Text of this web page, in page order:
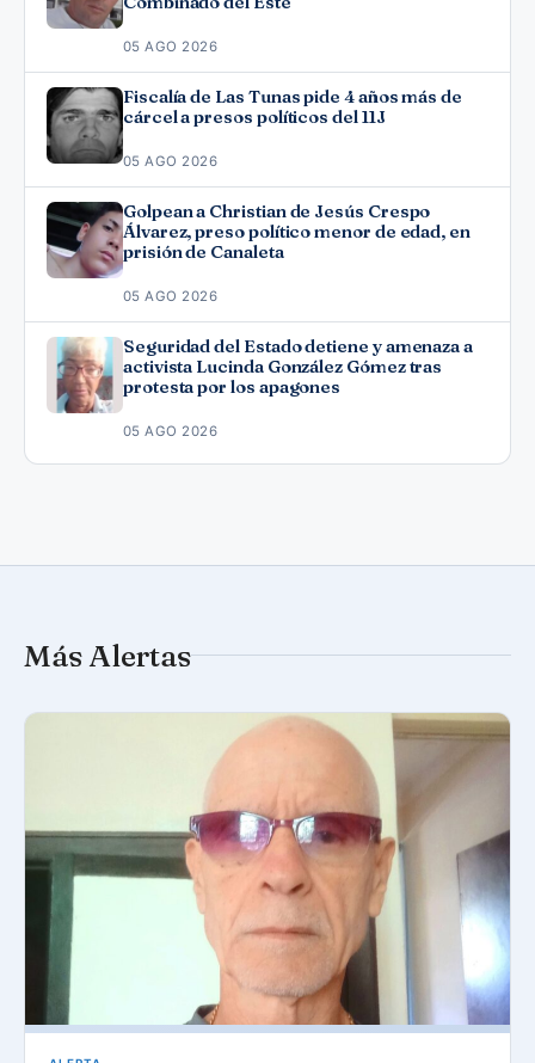
05 AGO 2026
Fiscalía de Las Tunas pide 4 años más de
cárcel a presos políticos del 11J
05 AGO 2026
Golpean a Christian de Jesús Crespo
Álvarez, preso político menor de edad, en
prisión de Canaleta
05 AGO 2026
Seguridad del Estado detiene y amenaza a
activista Lucinda González Gómez tras
protesta por los apagones
05 AGO 2026
Más Alertas